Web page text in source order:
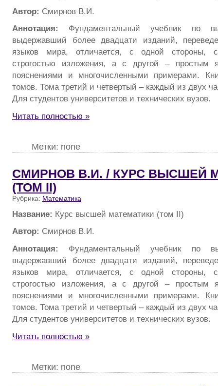
Автор: Смирнов В.И.
Аннотация: Фундаментальный учебник по
выдержавший более двадцати изданий,
языков мира, отличается, с одной стороны,
строгостью изложения, а с другой – простым
пояснениями и многочисленными примерами.
томов. Тома третий и четвертый – каждый из двух
Для студентов университетов и технических вузов.
Читать полностью »
Метки: none
СМИРНОВ В.И. / КУРС ВЫСШЕЙ
(ТОМ II)
Рубрика: Математика
Название: Курс высшей математики (том II)
Автор: Смирнов В.И.
Аннотация: Фундаментальный учебник по
выдержавший более двадцати изданий,
языков мира, отличается, с одной стороны,
строгостью изложения, а с другой – простым
пояснениями и многочисленными примерами.
томов. Тома третий и четвертый – каждый из двух
Для студентов университетов и технических вузов.
Читать полностью »
Метки: none